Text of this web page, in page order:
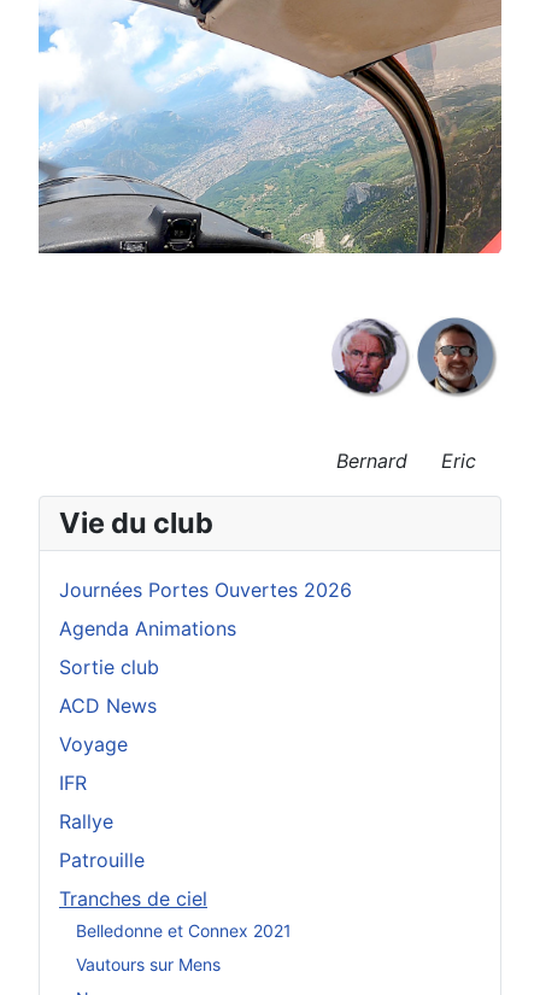
Vie du club
Journées Portes Ouvertes 2026
Agenda Animations
Sortie club
ACD News
Voyage
IFR
Rallye
Patrouille
Tranches de ciel
Belledonne et Connex 2021
Vautours sur Mens
Bernard Eric